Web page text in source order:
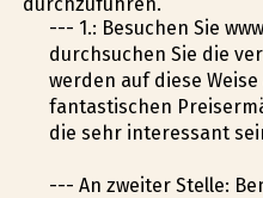
--- 1.: Besuchen Sie
durchsuchen Sie die
werden auf diese
fantastischen
die sehr interessant
--- An zweiter Stelle: